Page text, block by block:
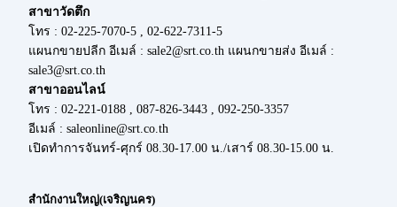
สาขาวัดตึก
โทร : 02-225-7070-5 , 02-622-7311-5
แผนกขายปลีก อีเมล์ : sale2@srt.co.th แผนกขายส่ง อีเมล์ :
sale3@srt.co.th
สาขาออนไลน์
โทร : 02-221-0188 , 087-826-3443 , 092-250-3357
อีเมล์ : saleonline@srt.co.th
เปิดทำการจันทร์-ศุกร์ 08.30-17.00 น./เสาร์ 08.30-15.00 น.
สำนักงานใหญ่(เจริญนคร)